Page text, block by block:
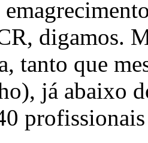
digamos.
tanto que
já abaixo